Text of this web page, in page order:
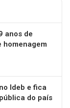
anos de
homenagem
Ideb e fica
do país